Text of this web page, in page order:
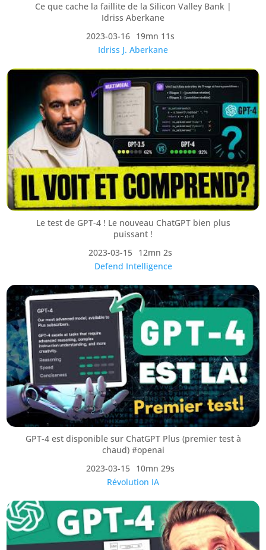
Ce que cache la faillite de la Silicon Valley Bank |
Idriss Aberkane
2023-03-16
19mn 11s
Idriss J. Aberkane
Le test de GPT-4 ! Le nouveau ChatGPT bien plus
puissant !
2023-03-15
12mn 2s
Defend Intelligence
GPT-4 est disponible sur ChatGPT Plus (premier test à
chaud) #openai
2023-03-15
10mn 29s
Révolution IA